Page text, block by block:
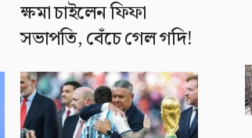
ক্ষমা চাইলেন ফিফা
সভাপতি, বেঁচে গেল গদি!